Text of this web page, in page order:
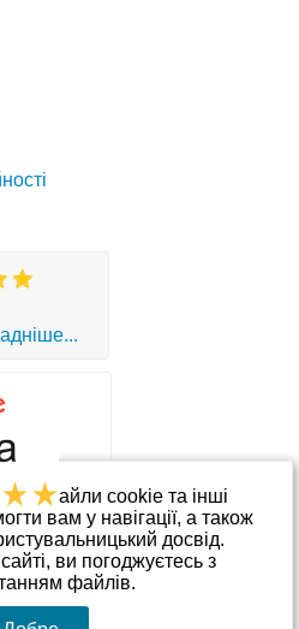
файли cookie та інші
вам у навігації, а також
досвід.
ви погоджуєтесь з
файлів.